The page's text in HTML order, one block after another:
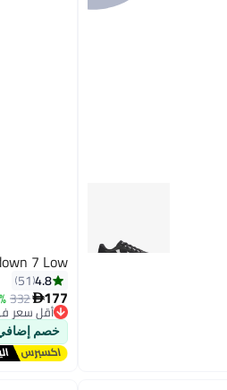
7 Low
4.8
51
177
332
أقل سعر
توصيل
أقل سعر
خصم إضافي